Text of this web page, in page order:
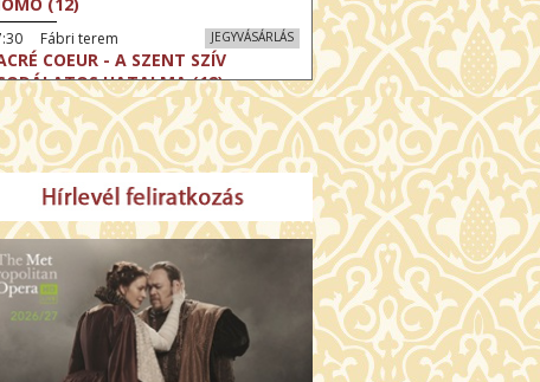
JEGYVÁSÁRLÁS
Fábri terem
COEUR - A SZENT SZÍV
HATALMA (12)
JEGYVÁSÁRLÁS
Törőcsik Mari terem
MAROKKÓ (16)
JEGYVÁSÁRLÁS
Csortos terem
– VILÁGOK HARCA (12)
JEGYVÁSÁRLÁS
Díszterem
(16)
Csortos terem
(16)
JEGYVÁSÁRLÁS
Fábri terem
KARÁCSONY (16)